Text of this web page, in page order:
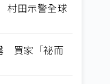
村田示警全球
買家「祕而